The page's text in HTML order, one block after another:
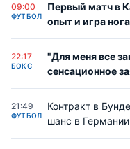
09:00
ФУТБОЛ
Первый матч в
опыт и игра
22:17
БОКС
"Для меня все
сенсационное
21:49
ФУТБОЛ
Контракт в
шанс в